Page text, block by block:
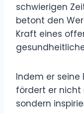
schwierigen
betont den
Kraft eines
Indem er
fördert er nicht
sondern